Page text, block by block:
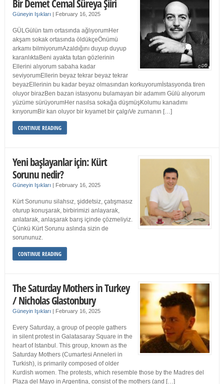
Bir Demet Cemal Süreya Şiiri
Güneyin Işıkları | February 16, 2025
GÜLGülün tam ortasında ağlıyorumHer
akşam sokak ortasında öldükçeÖnümü
arkamı bilmiyorumAzaldığını duyup duyup
karanlıktaBeni ayakta tutan gözlerinin
Ellerini alıyorum sabaha kadar
seviyorumEllerin beyaz tekrar beyaz tekrar
beyazEllerinin bu kadar beyaz olmasından korkuyorumİstasyonda tiren
oluyor birazBen bazan istasyonu bulamayan bir adamım Gülü alıyorum
yüzüme sürüyorumHer nasılsa sokağa düşmüşKolumu kanadımı
kırıyorumBir kan oluyor bir kıyamet bir çalgıVe zurnanın […]
CONTINUE READING
Yeni başlayanlar için: Kürt
Sorunu nedir?
Güneyin Işıkları | February 16, 2025
Kürt Sorununu silahsız, şiddetsiz, çatışmasız
oturup konuşarak, birbirimizi anlayarak,
anlatarak, anlaşarak barış içinde çözmeliyiz.
Çünkü Kürt Sorunu aslında sizin de
sorununuz.
CONTINUE READING
The Saturday Mothers in Turkey
/ Nicholas Glastonbury
Güneyin Işıkları | February 16, 2025
Every Saturday, a group of people gathers
in silent protest in Galatasaray Square in the
heart of Istanbul. This group, known as the
Saturday Mothers (Cumartesi Anneleri in
Turkish), is primarily composed of older
Kurdish women. The protests, which resemble those by the Madres del
Plaza del Mayo in Argentina, consist of the mothers (and […]